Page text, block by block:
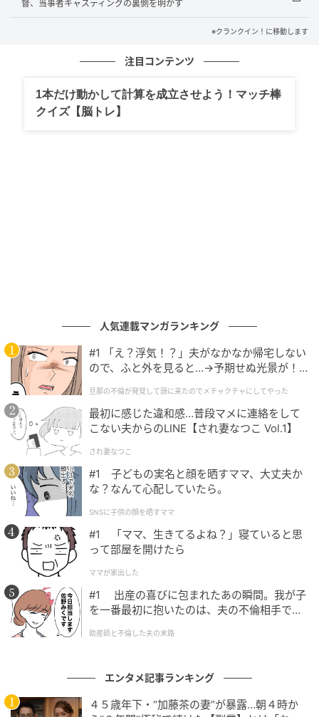
が現れる。ユウカは10年後の未来からやって来たユウ
タ自身で、さまざまな苦労の末に性別適合手術を受け
き始めるよう迫るユウカ。周りの友人たちとの間で小
さな違和感を感じ始めていたユウタだが、強引なユウ
作品を数多く手掛けてきた。
トランスジェンダーに対する差別やヘイトが広がる社
会状況と、トランスジェンダーを悲劇的に描く映画作
品が多い中、「コメディ映画で描きたい」という思い
から、大阪を舞台に製作。未来からやってきたユウカ
役を務めるのは、トランスジェンダーMTF当事者であ
る俳優・中川未悠。本作では関西出身という自身のバ
ックグラウンドも活かし、関西弁で遠慮のないパワフ
ルなキャラクターを演じ、新たな魅力を見せている。
また、自身初の母親役として、はるな愛が出演する。
中川は「この作品は悩みや葛藤を抱えながらも前に進
もうとする主人公の姿に、私自身もたくさん勇気をも
らいました。観てくださる皆様の未来に光が入り込む
ような作品です。笑いあり、涙ありな映画となとらを
ぜひ、応援よろしくお願いいたします」とコメント。
原作者のとら少は「この映画を観た皆さんにも少し肩
の力を抜いて笑ってもらえたら嬉しいです！」と言葉
督、当事者キャスティングの裏側を明かす
※クランクイン！に移動します
注目コンテンツ
1本だけ動かして計算を成立させよう！マッチ棒
クイズ【脳トレ】
人気連載マンガランキング
#1 「え？浮気！？」夫がなかなか帰宅しない
ので、ふと外を見ると…→予期せぬ光景が！
クチャにしてやった
旦那の不倫が発覚して頭に来たのでメチャクチャにしてやった
最初に感じた違和感…普段マメに連絡をして
こない夫からのLINE【され妻なつこ Vol.1】
され妻なつこ
#1 子どもの実名と顔を晒すママ、大丈夫か
な？なんて心配していたら。
SNSに子供の顔を晒すママ
#1 「ママ、生きてるよね？」寝ていると思
って部屋を開けたら
ママが家出した
#1 出産の喜びに包まれたあの瞬間。我が子
を一番最初に抱いたのは、夫の不倫相手でし
助産師と不倫した夫の末路
エンタメ記事ランキング
４５歳年下・“加藤茶の妻”が暴露…朝４時か